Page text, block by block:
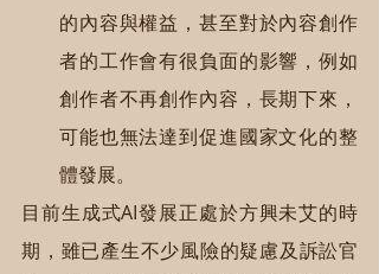
的內容與權益，甚至對於內容創作
者的工作會有很負面的影響，例如
創作者不再創作內容，長期下來，
可能也無法達到促進國家文化的整
體發展。
目前生成式AI發展正處於方興未艾的時
期，雖已產生不少風險的疑慮及訴訟官